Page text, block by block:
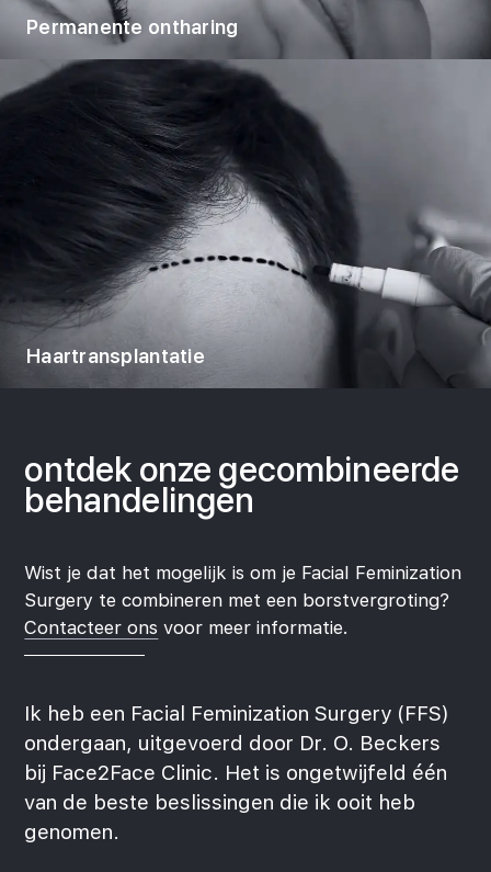
Permanente ontharing
Haartransplantatie
ontdek onze gecombineerde
behandelingen
Wist je dat het mogelijk is om je Facial Feminization
Surgery te combineren met een borstvergroting?
Contacteer ons voor meer informatie.
Ik heb een Facial Feminization Surgery (FFS)
ondergaan, uitgevoerd door Dr. O. Beckers
bij Face2Face Clinic. Het is ongetwijfeld één
van de beste beslissingen die ik ooit heb
genomen.